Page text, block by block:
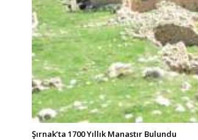
Şırnak’ta 1700 Yıllık Manastır Bulundu